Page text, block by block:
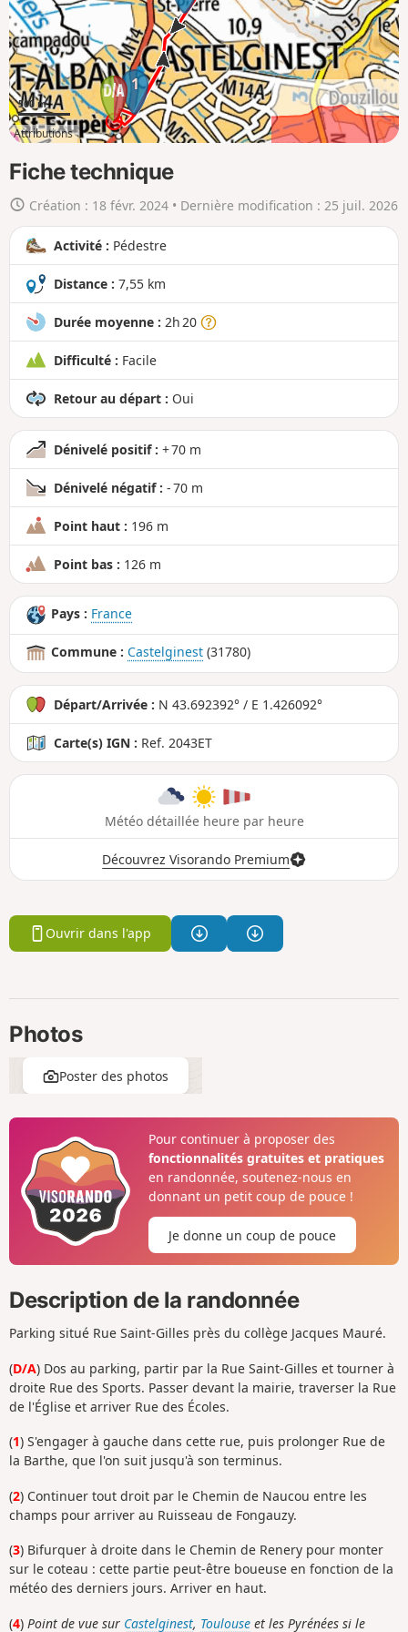
a
c
a
r
t
e
e
n
r
n
d
1
500 m
Attributions
Fiche technique
Création : 18 févr. 2024• Dernière modification : 25 juil. 2026
Activité : Pédestre
Distance : 7,55 km
Durée moyenne : 2h 20
Difficulté : Facile
Retour au départ : Oui
Dénivelé positif : + 70 m
Dénivelé négatif : - 70 m
Point haut : 196 m
Point bas : 126 m
Pays : France
Commune : Castelginest (31780)
Départ/Arrivée : N 43.692392° / E 1.426092°
Carte(s) IGN : Ref. 2043ET
Météo détaillée heure par heure
Découvrez Visorando Premium
Ouvrir dans l'app
Photos
Poster des photos
Pour continuer à proposer des
fonctionnalités gratuites et pratiques
en randonnée, soutenez-nous en
donnant un petit coup de pouce !
Je donne un coup de pouce
Description de la randonnée
Parking situé Rue Saint-Gilles près du collège Jacques Mauré.
(D/A) Dos au parking, partir par la Rue Saint-Gilles et tourner à
droite Rue des Sports. Passer devant la mairie, traverser la Rue
de l'Église et arriver Rue des Écoles.
(1) S'engager à gauche dans cette rue, puis prolonger Rue de
la Barthe, que l'on suit jusqu'à son terminus.
(2) Continuer tout droit par le Chemin de Naucou entre les
champs pour arriver au Ruisseau de Fongauzy.
(3) Bifurquer à droite dans le Chemin de Renery pour monter
sur le coteau : cette partie peut-être boueuse en fonction de la
météo des derniers jours. Arriver en haut.
(4) Point de vue sur Castelginest, Toulouse et les Pyrénées si le